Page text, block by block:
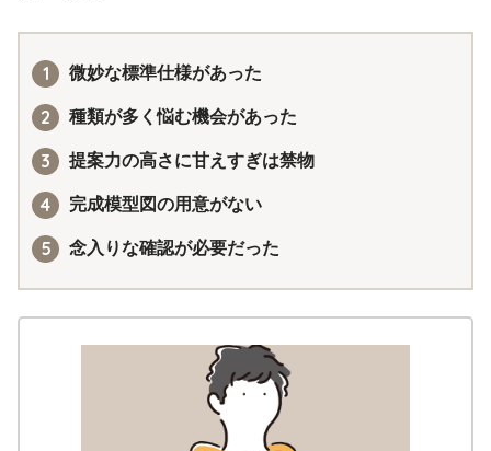
微妙な標準仕様があった
種類が多く悩む機会があった
提案力の高さに甘えすぎは禁物
完成模型図の用意がない
念入りな確認が必要だった